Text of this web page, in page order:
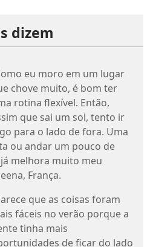
dizem
eu moro em um lugar
chove muito, é bom ter
rotina flexível. Então,
que sai um sol, tento ir
para o lado de fora. Uma
ou andar um pouco de
melhora muito meu
França.
que as coisas foram
fáceis no verão porque a
tinha mais
de ficar do lado